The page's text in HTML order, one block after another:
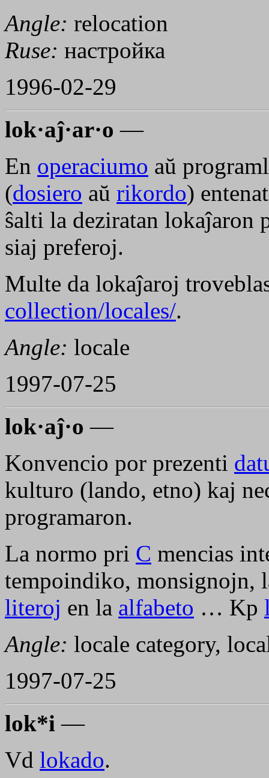
Angle: relocation
Ruse: настройка
1996-02-29
lok·aĵ·ar·o —
En operaciumo aŭ
(dosiero aŭ rikordo)
ŝalti la deziratan lokaĵaron
siaj preferoj.
Multe da lokaĵaroj
collection/locales/.
Angle: locale
1997-07-25
lok·aĵ·o —
Konvencio por prezenti
kulturo (lando, etno) kaj
programaron.
La normo pri C mencias
tempoindiko, monsignojn,
literoj en la alfabeto … Kp
Angle: locale category,
1997-07-25
lok*i —
Vd lokado.